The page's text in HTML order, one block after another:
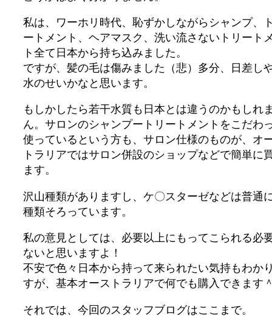
私は、ワーホリ時代、恥ずかしながらシャンプ、
ートメント、ヘアマスク、洗い流さないトリート
ト全て日本から持ち込みました。
ですが、髪の毛は傷みました（悲）多分、日差し
水のせいかなと思います。
もしかしたら若干水質も日本とは違うのかもしれ
ん。サロンのシャンプートリートメントをこだわ
使っているという方も、サロン仕様のものが、オ
トラリアではサロン併設のショップなどで簡単に
ます。
沢山種類がありますし、ケ〇スターゼなどは普通
種類そろっています。
私の意見としては、必要以上にもってこられる必
ないと思いますよ！
不安で色々日本から持って来られたい気持もわか
すが、基本オーストラリアで何でも購入できます
それでは、今回のスタッフブログはここまで。